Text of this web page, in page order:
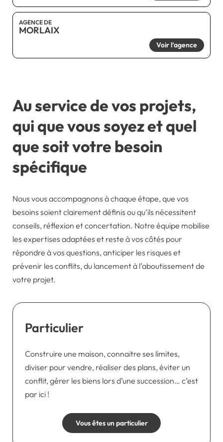
AGENCE DE
MORLAIX
Voir l’agence
Au service de vos projets,
qui que vous soyez et quel
que soit votre besoin
spécifique
Nous vous accompagnons à chaque étape, que vos
besoins soient clairement définis ou qu’ils nécessitent
conseils, réflexion et concertation. Notre équipe mobilise
les expertises adaptées et reste à vos côtés pour
répondre à vos questions, anticiper les risques et
prévenir les conflits, du lancement à l’aboutissement de
votre projet.
Particulier
Construire une maison, connaitre ses limites,
diviser pour vendre, réaliser des plans, éviter un
conflit, gérer les biens lors d’une succession… c’est
par ici !
Vous êtes un particulier